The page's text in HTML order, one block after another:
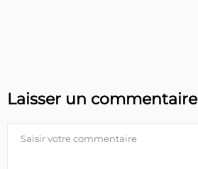
Laisser un commentaire